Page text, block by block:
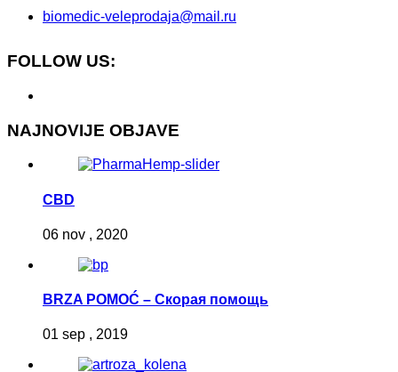
biomedic-veleprodaja@mail.ru
FOLLOW US:
NAJNOVIJE OBJAVE
CBD
06 nov , 2020
BRZA POMOĆ – Скорая помощь
01 sep , 2019